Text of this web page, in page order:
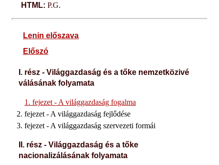
HTML: P.G.
Lenin előszava
Előszó
I. rész - Világgazdaság és a tőke nemzetközivé
válásának folyamata
1. fejezet - A világgazdaság fogalma
2. fejezet - A világgazdaság fejlődése
3. fejezet - A világgazdaság szervezeti formái
II. rész - Világgazdaság és a tőke
nacionalizálásának folyamata